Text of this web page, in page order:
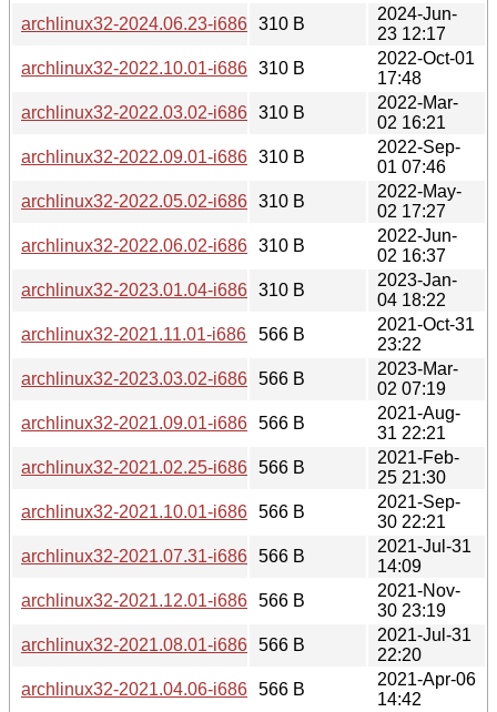
archlinux32-2024.06.23-i686.iso.sig
310 B
2024-Jun-
23 12:17
archlinux32-2022.10.01-i686.iso.sig
310 B
2022-Oct-01
17:48
archlinux32-2022.03.02-i686.iso.sig
310 B
2022-Mar-
02 16:21
archlinux32-2022.09.01-i686.iso.sig
310 B
2022-Sep-
01 07:46
archlinux32-2022.05.02-i686.iso.sig
310 B
2022-May-
02 17:27
archlinux32-2022.06.02-i686.iso.sig
310 B
2022-Jun-
02 16:37
archlinux32-2023.01.04-i686.iso.sig
310 B
2023-Jan-
04 18:22
archlinux32-2021.11.01-i686.iso.sig
566 B
2021-Oct-31
23:22
archlinux32-2023.03.02-i686.iso.sig
566 B
2023-Mar-
02 07:19
archlinux32-2021.09.01-i686.iso.sig
566 B
2021-Aug-
31 22:21
archlinux32-2021.02.25-i686.iso.sig
566 B
2021-Feb-
25 21:30
archlinux32-2021.10.01-i686.iso.sig
566 B
2021-Sep-
30 22:21
archlinux32-2021.07.31-i686.iso.sig
566 B
2021-Jul-31
14:09
archlinux32-2021.12.01-i686.iso.sig
566 B
2021-Nov-
30 23:19
archlinux32-2021.08.01-i686.iso.sig
566 B
2021-Jul-31
22:20
archlinux32-2021.04.06-i686.iso.sig
566 B
2021-Apr-06
14:42